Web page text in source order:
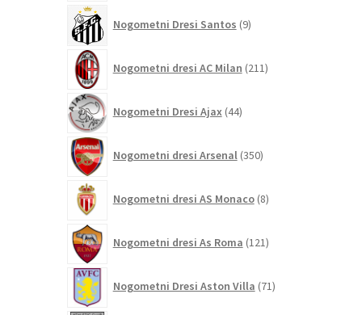
Nogometni Dresi Santos 9izdelkov
Nogometni dresi AC Milan 211izdelkov
Nogometni Dresi Ajax 44izdelkov
Nogometni dresi Arsenal 350izdelkov
Nogometni dresi AS Monaco 8izdelkov
Nogometni dresi As Roma 121izdelkov
Nogometni Dresi Aston Villa 71izdelkov